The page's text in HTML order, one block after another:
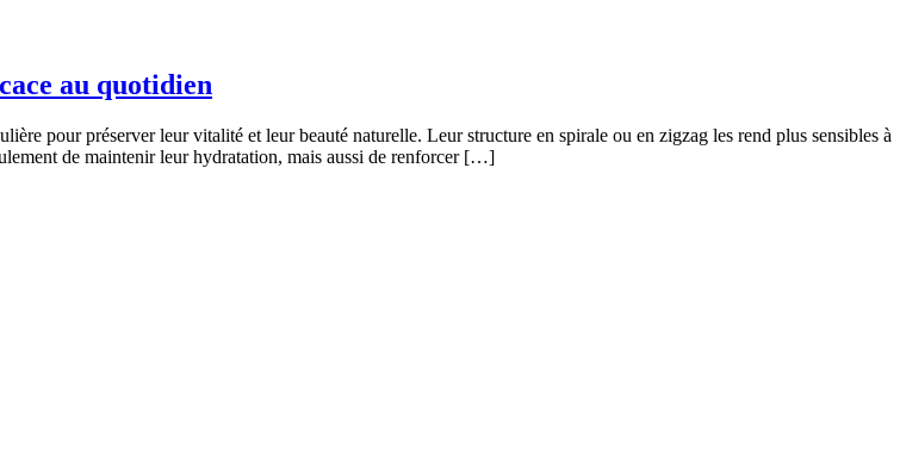
au quotidien
pour préserver leur vitalité et leur beauté naturelle. Leur structure en spirale ou en zigzag les rend plus sensibles à
de maintenir leur hydratation, mais aussi de renforcer […]